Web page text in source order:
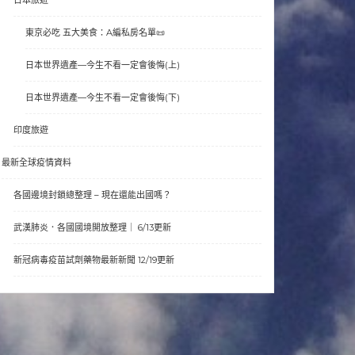
東京必吃 五大美食：A編私房名單📜
日本世界遺產—今生不看一定會後悔(上)
日本世界遺產—今生不看一定會後悔(下)
印度旅遊
最新全球疫情資料
各國邊境封鎖總整理 – 現在還能出國嗎？
武漢肺炎．各國國境開放整理｜ 6/13更新
新冠病毒疫苗試劑藥物最新新聞 12/19更新